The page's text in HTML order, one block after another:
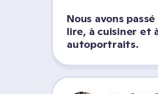
Nous avons
lire, à cuisiner et
autoportraits.